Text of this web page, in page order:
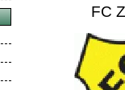
FC